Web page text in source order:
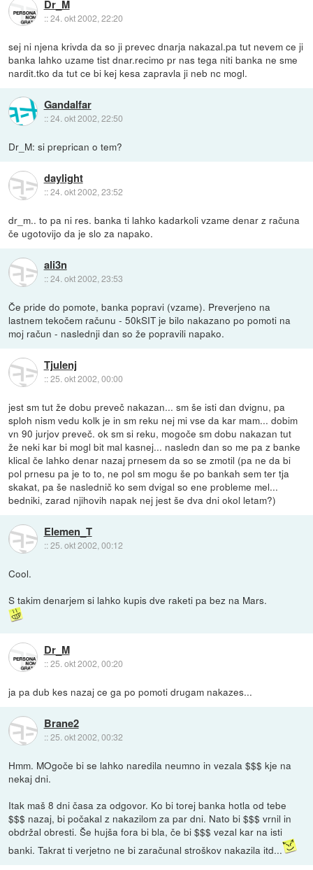
Dr_M
::24. okt 2002, 22:20
sej ni njena krivda da so ji prevec dnarja nakazal.pa tut nevem ce ji
banka lahko uzame tist dnar.recimo pr nas tega niti banka ne sme
nardit.tko da tut ce bi kej kesa zapravla ji neb nc mogl.
Gandalfar
::24. okt 2002, 22:50
Dr_M: si preprican o tem?
daylight
::24. okt 2002, 23:52
dr_m.. to pa ni res. banka ti lahko kadarkoli vzame denar z računa
če ugotovijo da je slo za napako.
ali3n
::24. okt 2002, 23:53
Če pride do pomote, banka popravi (vzame). Preverjeno na
lastnem tekočem računu - 50kSIT je bilo nakazano po pomoti na
moj račun - naslednji dan so že popravili napako.
Tjulenj
::25. okt 2002, 00:00
jest sm tut že dobu preveč nakazan... sm še isti dan dvignu, pa
sploh nism vedu kolk je in sm reku nej mi vse da kar mam... dobim
vn 90 jurjov preveč. ok sm si reku, mogoče sm dobu nakazan tut
že neki kar bi mogl bit mal kasnej... nasledn dan so me pa z banke
klical če lahko denar nazaj prnesem da so se zmotil (pa ne da bi
pol prnesu pa je to to, ne pol sm mogu še po bankah sem ter tja
skakat, pa še naslednič ko sem dvigal so ene probleme mel...
bedniki, zarad njihovih napak nej jest še dva dni okol letam?)
Elemen_T
::25. okt 2002, 00:12
Cool.
S takim denarjem si lahko kupis dve raketi pa bez na Mars.
Dr_M
::25. okt 2002, 00:20
ja pa dub kes nazaj ce ga po pomoti drugam nakazes...
Brane2
::25. okt 2002, 00:32
Hmm. MOgoče bi se lahko naredila neumno in vezala $$$ kje na
nekaj dni.
Itak maš 8 dni časa za odgovor. Ko bi torej banka hotla od tebe
$$$ nazaj, bi počakal z nakazilom za par dni. Nato bi $$$ vrnil in
obdržal obresti. Še hujša fora bi bla, če bi $$$ vezal kar na isti
banki. Takrat ti verjetno ne bi zaračunal stroškov nakazila itd...